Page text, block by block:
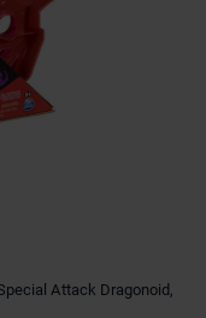
Attack Dragonoid,